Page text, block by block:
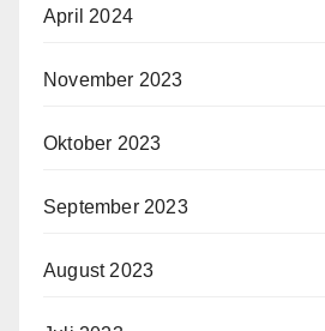
April 2024
November 2023
Oktober 2023
September 2023
August 2023